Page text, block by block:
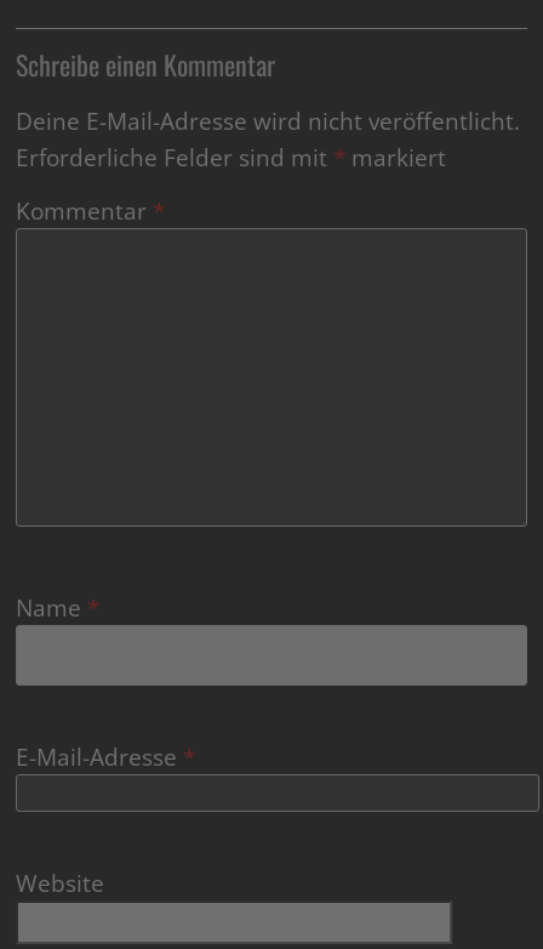
Schreibe einen Kommentar
Deine E-Mail-Adresse wird nicht veröffentlicht.
Erforderliche Felder sind mit * markiert
Kommentar *
Name *
E-Mail-Adresse *
Website